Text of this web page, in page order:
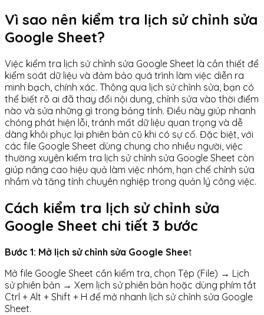
Vì sao nên kiểm tra lịch sử chỉnh sửa
Google Sheet?
Việc kiểm tra lịch sử chỉnh sửa Google Sheet là cần thiết để
kiểm soát dữ liệu và đảm bảo quá trình làm việc diễn ra
minh bạch, chính xác. Thông qua lịch sử chỉnh sửa, bạn có
thể biết rõ ai đã thay đổi nội dung, chỉnh sửa vào thời điểm
nào và sửa những gì trong bảng tính. Điều này giúp nhanh
chóng phát hiện lỗi, tránh mất dữ liệu quan trọng và dễ
dàng khôi phục lại phiên bản cũ khi có sự cố. Đặc biệt, với
các file Google Sheet dùng chung cho nhiều người, việc
thường xuyên kiểm tra lịch sử chỉnh sửa Google Sheet còn
giúp nâng cao hiệu quả làm việc nhóm, hạn chế chỉnh sửa
nhầm và tăng tính chuyên nghiệp trong quản lý công việc.
Cách kiểm tra lịch sử chỉnh sửa
Google Sheet chi tiết 3 bước
Bước 1: Mở lịch sử chỉnh sửa Google Sheet
Mở file Google Sheet cần kiểm tra, chọn Tệp (File) → Lịch
sử phiên bản → Xem lịch sử phiên bản hoặc dùng phím tắt
Ctrl + Alt + Shift + H để mở nhanh lịch sử chỉnh sửa Google
Sheet.